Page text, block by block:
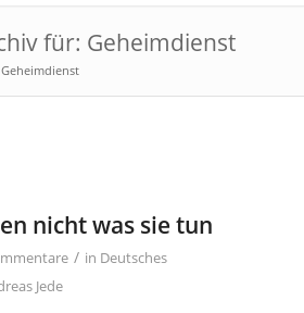
für: Geheimdienst
Geheimdienst
nicht was sie tun
/ in Deutsches
Jede